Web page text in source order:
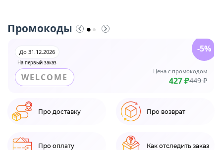
Промокоды
На первый заказ
До 31.12.2026
WELCOME
Цена с промокодом
427 ₽449 ₽
-5%
Про доставку Про возврат
Про оплату Как отследить заказ